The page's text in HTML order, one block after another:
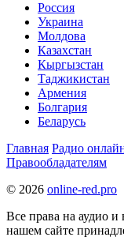
Россия
Украина
Молдова
Казахстан
Кыргызстан
Таджикистан
Армения
Болгария
Беларусь
Главная Радио
Правообладателям
© 2026 online-red.pro
Все права на аудио и
нашем сайте